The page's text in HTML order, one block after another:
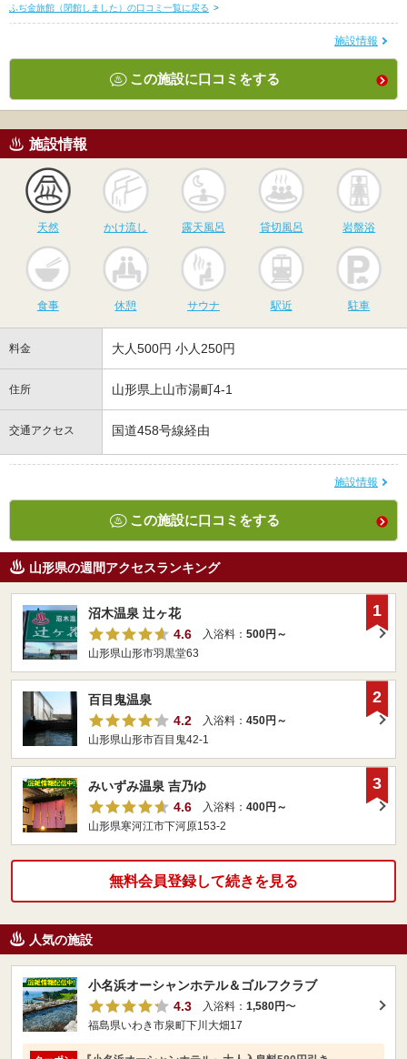
ふぢ金旅館（閉館しました）の口コミ一覧に戻る >
施設情報
この施設に口コミをする
施設情報
天然
かけ流し
かけ流し
露天風呂
露天風呂
貸切風呂
貸切風呂 岩盤浴
食事 休憩
サウナ
サウナ 駅近 駐車
料金 大人500円 小人250円
住所 山形県上山市湯町4-1
交通アクセス 国道458号線経由
施設情報
この施設に口コミをする
山形県の週間アクセスランキング
沼木温泉 辻ヶ花
4.6
入浴料： 500円～
山形県山形市羽黒堂63
1
百目鬼温泉
4.2
入浴料： 450円～
山形県山形市百目鬼42-1
2
みいずみ温泉 吉乃ゆ
4.6
入浴料： 400円～
山形県寒河江市下河原153-2
3
無料会員登録して続きを見る
人気の施設
小名浜オーシャンホテル＆ゴルフクラブ
4.3
入浴料： 1,580円〜
福島県いわき市泉町下川大畑17